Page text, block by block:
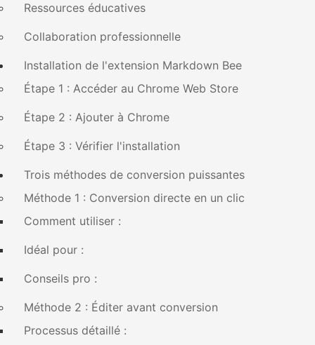
Ressources éducatives
Collaboration professionnelle
Installation de l'extension Markdown Bee
Étape 1 : Accéder au Chrome Web Store
Étape 2 : Ajouter à Chrome
Étape 3 : Vérifier l'installation
Trois méthodes de conversion puissantes
Méthode 1 : Conversion directe en un clic
Comment utiliser :
Idéal pour :
Conseils pro :
Méthode 2 : Éditer avant conversion
Processus détaillé :